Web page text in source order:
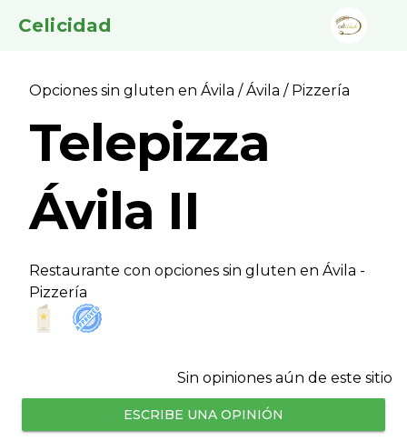
Celicidad
Opciones sin gluten en Ávila /Ávila / Pizzerí­a
Telepizza
Ávila II
Restaurante con opciones sin gluten en Ávila -
Pizzerí­a
Sin opiniones aún de este sitio
ESCRIBE UNA OPINIÓN